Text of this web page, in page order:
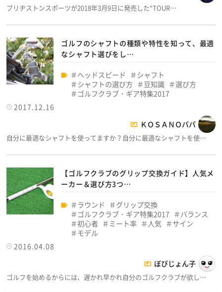
ブリヂストンスポーツが2018年3月9日に発売した“TOUR…
ゴルフのシャフトの種類や特性を知って、最適
なシャフト選びをし…
ヘッドスピード
シャフト
シャフトの選び方
豆知識
選び方
ゴルフクラブ・ギア特集2017
2017.12.16
ＫＯＳＡＮＯパパ
自分に最適なシャフトを使ってますか？自分に最適なシャフトを使…
【ゴルフクラブのグリップ交換ガイド】人気メ
ーカー＆選び方3つ…
ラウンド
グリップ交換
ゴルフクラブ・ギア特集2017
バランス
初心者
ミート率 人気
サイン
モデル
2016.04.08
ぼびじょん子
ゴルフを始めるからには、遅かれ早かれ自分のゴルフクラブが欲し…